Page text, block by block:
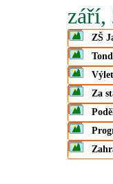
září,
ZŠ
Výlet
Za